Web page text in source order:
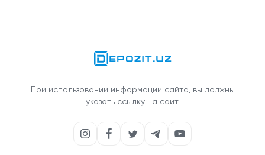
При использовании информации сайта, вы должны
указать ссылку на сайт.